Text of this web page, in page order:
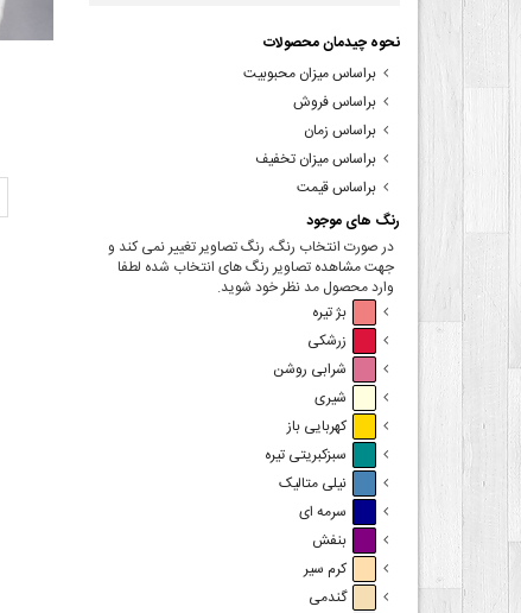
نحوه چیدمان محصولات
براساس میزان محبوبیت
براساس فروش
براساس زمان
براساس میزان تخفیف
براساس قیمت
رنگ های موجود
در صورت انتخاب رنگ، رنگ تصاویر تغییر نمی کند و
جهت مشاهده تصاویر رنگ های انتخاب شده لطفا
وارد محصول مد نظر خود شوید.
بژ تیره
زرشکی
شرابی روشن
شیری
کهربایی باز
سبزکبریتی تیره
نیلی متالیک
سرمه ای
بنفش
کرم سیر
گندمی